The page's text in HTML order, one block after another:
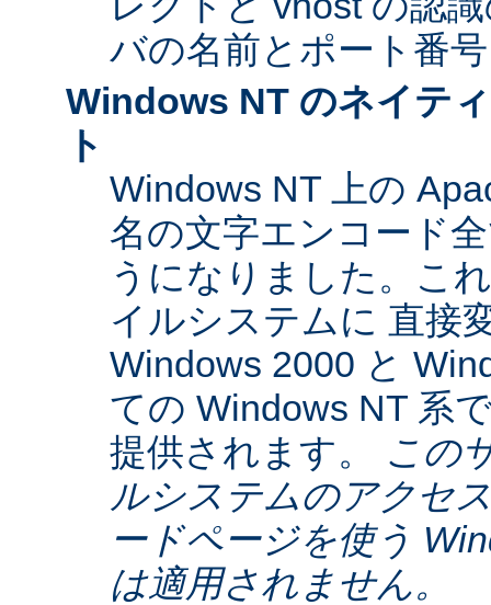
バの名前とポート番
Windows NT のネイテ
ト
Windows NT 上の
名の文字エンコード
うになりました。こ
イルシステムに 直接
Windows 2000 と
ての Windows NT 系
提供されます。
この
ルシステムのアクセ
ードページを使う
は適用されません。